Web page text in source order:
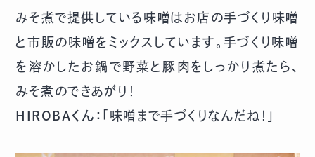
みそ煮で提供している味噌はお店の手づくり味噌
と市販の味噌をミックスしています。手づくり味噌
を溶かしたお鍋で野菜と豚肉をしっかり煮たら、
みそ煮のできあがり！
HIROBAくん：
「味噌まで手づくりなんだね！」